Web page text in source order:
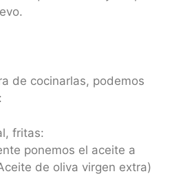
de cocinarlas, podemos
fritas:
ponemos el aceite a
de oliva virgen extra)